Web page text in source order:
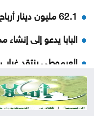
62.1 مليون دينار أرباح مصفاة البترول
البابا يدعو إلى
العرموطي ينتقد
اتفاق لإعادة تنظيم
افتتاح دورة قادة